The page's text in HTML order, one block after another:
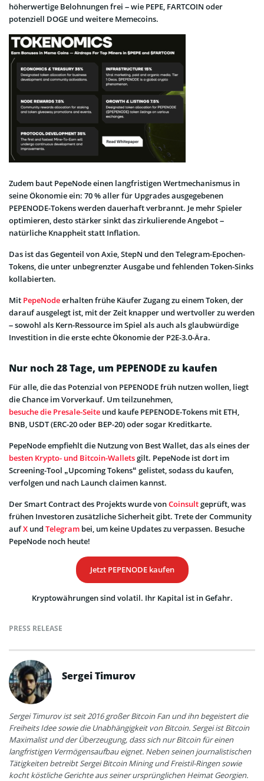
höherwertige Belohnungen frei – wie PEPE, FARTCOIN oder
potenziell DOGE und weitere Memecoins.
Zudem baut PepeNode einen langfristigen Wertmechanismus in
seine Ökonomie ein: 70 % aller für Upgrades ausgegebenen
PEPENODE-Tokens werden dauerhaft verbrannt. Je mehr Spieler
optimieren, desto stärker sinkt das zirkulierende Angebot –
natürliche Knappheit statt Inflation.
Das ist das Gegenteil von Axie, StepN und den Telegram-Epochen-
Tokens, die unter unbegrenzter Ausgabe und fehlenden Token-Sinks
kollabierten.
Mit PepeNodeerhalten frühe Käufer Zugang zu einem Token, der
darauf ausgelegt ist, mit der Zeit knapper und wertvoller zu werden
– sowohl als Kern-Ressource im Spiel als auch als glaubwürdige
Investition in die erste echte Ökonomie der P2E-3.0-Ära.
Nur noch 28 Tage, um PEPENODE zu kaufen
Für alle, die das Potenzial von PEPENODE früh nutzen wollen, liegt
die Chance im Vorverkauf. Um teilzunehmen,
besuche die Presale-Seite und kaufe PEPENODE-Tokens mit ETH,
BNB, USDT (ERC-20 oder BEP-20) oder sogar Kreditkarte.
PepeNode empfiehlt die Nutzung von Best Wallet, das als eines der
besten Krypto- und Bitcoin-Walletsgilt. PepeNode ist dort im
Screening-Tool „Upcoming Tokens“ gelistet, sodass du kaufen,
verfolgen und nach Launch claimen kannst.
Der Smart Contract des Projekts wurde vonCoinsultgeprüft, was
frühen Investoren zusätzliche Sicherheit gibt. Trete der Community
aufX und Telegram bei, um keine Updates zu verpassen. Besuche
PepeNode noch heute!
Jetzt PEPENODE kaufen
Kryptowährungen sind volatil. Ihr Kapital ist in Gefahr.
PRESS RELEASE
Sergei Timurov
Sergei Timurov ist seit 2016 großer Bitcoin Fan und ihn begeistert die
Freiheits Idee sowie die Unabhängigkeit von Bitcoin. Sergei ist Bitcoin
Maximalist und der Überzeugung, dass sich nur Bitcoin für einen
langfristigen Vermögensaufbau eignet. Neben seinen journalistischen
Tätigkeiten betreibt Sergei Bitcoin Mining und Freistil-Ringen sowie
kocht köstliche Gerichte aus seiner ursprünglichen Heimat Georgien.